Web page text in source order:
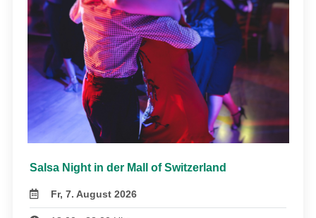
Salsa Night in der Mall of Switzerland
Fr, 7. August 2026